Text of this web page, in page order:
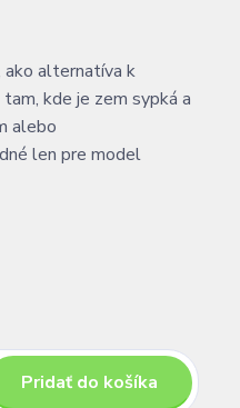
alternatíva k
kde je zem sypká a
alebo
len pre model
Pridať do košíka